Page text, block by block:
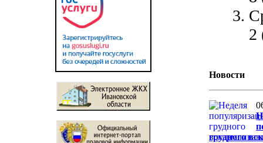
2
Новости
грудного